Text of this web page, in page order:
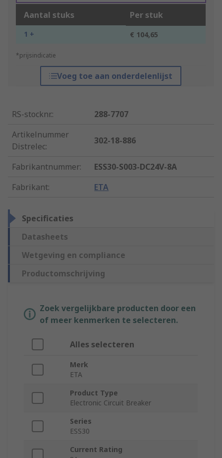
Aantal stuks Per stuk
1 + € 104,65
*prijsindicatie
Voeg toe aan onderdelenlijst
RS-stocknr.:
288-7707
Artikelnummer
Distrelec:
302-18-886
Fabrikantnummer:
ESS30-S003-DC24V-8A
Fabrikant: ETA
Specificaties
Datasheets
Wetgeving en compliance
Productomschrijving
Zoek vergelijkbare producten door een
of meer kenmerken te selecteren.
Alles selecteren
Merk
ETA
Product Type
Electronic Circuit Breaker
Series
ESS30
Current Rating